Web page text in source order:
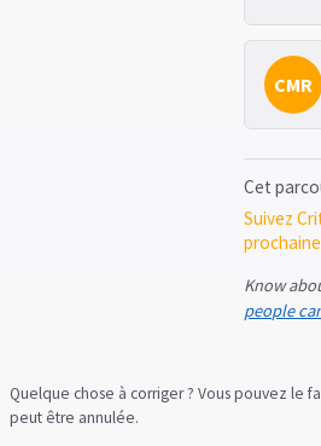
CMR
Cet
Suivez
Know
people
Quelque chose à corriger ? Vous pouvez le
peut être annulée.